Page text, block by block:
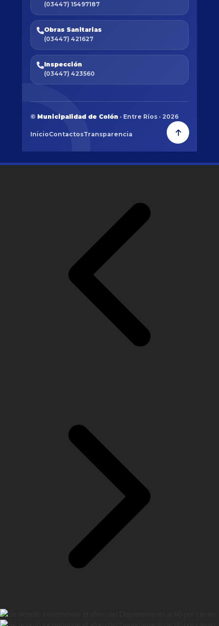
(03447) 15497187
Obras Sanitarias
(03447) 421627
Inspección
(03447) 423560
© Municipalidad de Colón · Entre Ríos · 2026
InicioContactosTransparencia